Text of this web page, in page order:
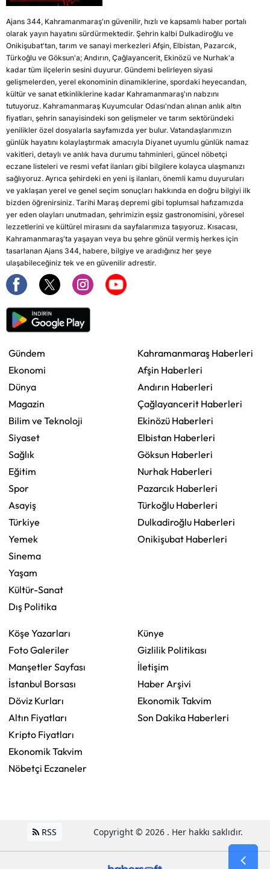
Ajans 344, Kahramanmaraş'ın güvenilir, hızlı ve kapsamlı haber portalı
olarak yayın hayatını sürdürmektedir. Şehrin kalbi Dulkadiroğlu ve
Onikişubat'tan, tarım ve sanayi merkezleri Afşin, Elbistan, Pazarcık,
Türkoğlu ve Göksun'a; Andırın, Çağlayancerit, Ekinözü ve Nurhak'a
kadar tüm ilçelerin sesini duyurur. Gündemi belirleyen siyasi
gelişmelerden, yerel ekonominin dinamiklerine, spordaki heyecandan,
kültür ve sanat etkinliklerine kadar Kahramanmaraş'ın nabzını
tutuyoruz. Kahramanmaraş Kuyumcular Odası'ndan alınan anlık altın
fiyatları, şehrin sanayisindeki son gelişmeler ve tarım sektöründeki
yenilikler özel dosyalarla sayfamızda yer bulur. Vatandaşlarımızın
günlük hayatını kolaylaştırmak amacıyla Diyanet uyumlu günlük namaz
vakitleri, detaylı ve anlık hava durumu tahminleri, güncel nöbetçi
eczane listeleri ve resmi vefat ilanları gibi bilgilere kolayca ulaşmanızı
sağlıyoruz. Ayrıca şehirdeki en yeni iş ilanları, önemli kamu duyuruları
ve yaklaşan yerel ve genel seçim sonuçları hakkında en doğru bilgiyi ilk
bizden öğrenirsiniz. Tarihi Maraş depremi gibi toplumsal hafızamızda
yer eden olayları unutmadan, şehrimizin eşsiz gastronomisini, yöresel
lezzetlerini ve kültürel mirasını da sayfalarımıza taşıyoruz. Kısacası,
Kahramanmaraş'ta yaşayan veya bu şehre gönül vermiş herkes için
tasarlanan Ajans 344, habere, bilgiye ve aradığınız her şeye
ulaşabileceğiniz tek ve en güvenilir adrestir.
Gündem
Ekonomi
Dünya
Magazin
Bilim ve Teknoloji
Siyaset
Sağlık
Eğitim
Spor
Asayiş
Türkiye
Yemek
Sinema
Yaşam
Kültür-Sanat
Dış Politika
Kahramanmaraş Haberleri
Afşin Haberleri
Andırın Haberleri
Çağlayancerit Haberleri
Ekinözü Haberleri
Elbistan Haberleri
Göksun Haberleri
Nurhak Haberleri
Pazarcık Haberleri
Türkoğlu Haberleri
Dulkadiroğlu Haberleri
Onikişubat Haberleri
Köşe Yazarları
Foto Galeriler
Manşetler Sayfası
İstanbul Borsası
Döviz Kurları
Altın Fiyatları
Kripto Fiyatları
Ekonomik Takvim
Nöbetçi Eczaneler
Künye
Gizlilik Politikası
İletişim
Haber Arşivi
Ekonomik Takvim
Son Dakika Haberleri
RSS Copyright © 2026 . Her hakkı saklıdır.